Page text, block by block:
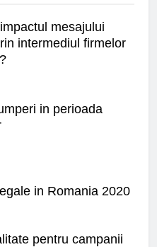
mesajului
intermediul firmelor
in perioada
in Romania 2020
pentru campanii